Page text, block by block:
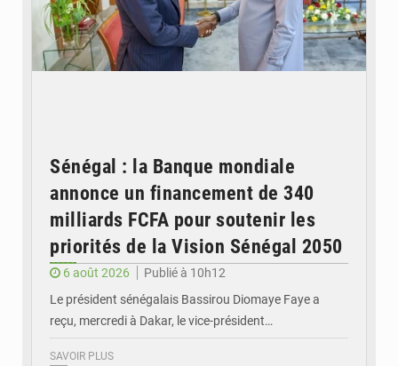
Sénégal : la Banque mondiale
annonce un financement de 340
milliards FCFA pour soutenir les
priorités de la Vision Sénégal 2050
6 août 2026
Publié à 10h12
Le président sénégalais Bassirou Diomaye Faye a
reçu, mercredi à Dakar, le vice-président…
SAVOIR PLUS